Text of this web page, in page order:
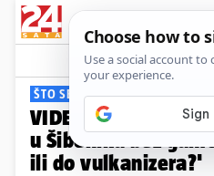
ŠTO SE TO DOGAĐA?
VIDEO Širi se nova
u Šibeniku bez
ili do vulkanizera?'